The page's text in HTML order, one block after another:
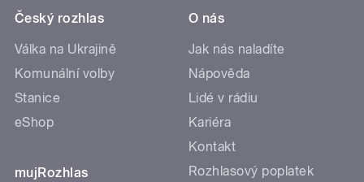
Český rozhlas
Válka na Ukrajině
Komunální volby
Stanice
eShop
mujRozhlas
O nás
Jak nás naladíte
Nápověda
Lidé v rádiu
Kariéra
Kontakt
Rozhlasový poplatek